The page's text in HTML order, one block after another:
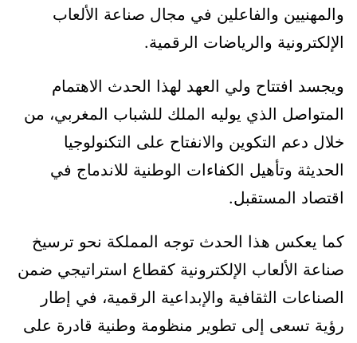
والمهنيين والفاعلين في مجال صناعة الألعاب
الإلكترونية والرياضات الرقمية.
ويجسد افتتاح ولي العهد لهذا الحدث الاهتمام
المتواصل الذي يوليه الملك للشباب المغربي، من
خلال دعم التكوين والانفتاح على التكنولوجيا
الحديثة وتأهيل الكفاءات الوطنية للاندماج في
اقتصاد المستقبل.
كما يعكس هذا الحدث توجه المملكة نحو ترسيخ
صناعة الألعاب الإلكترونية كقطاع استراتيجي ضمن
الصناعات الثقافية والإبداعية الرقمية، في إطار
رؤية تسعى إلى تطوير منظومة وطنية قادرة على